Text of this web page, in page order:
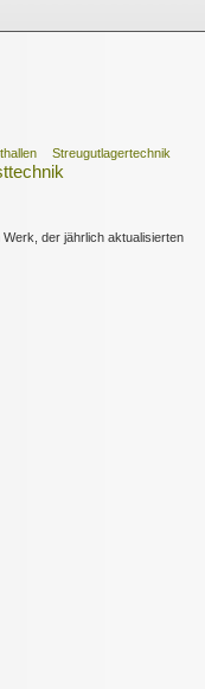
Streugutlagertechnik
der jährlich aktualisierten